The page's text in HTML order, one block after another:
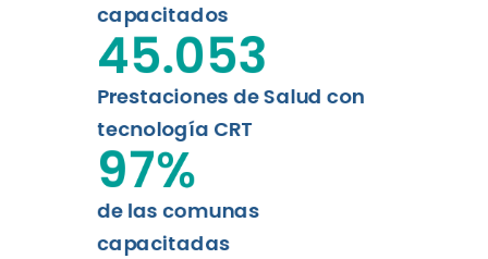
capacitados
Prestaciones de Salud con
tecnología CRT
45.053
de las comunas
capacitadas
97%